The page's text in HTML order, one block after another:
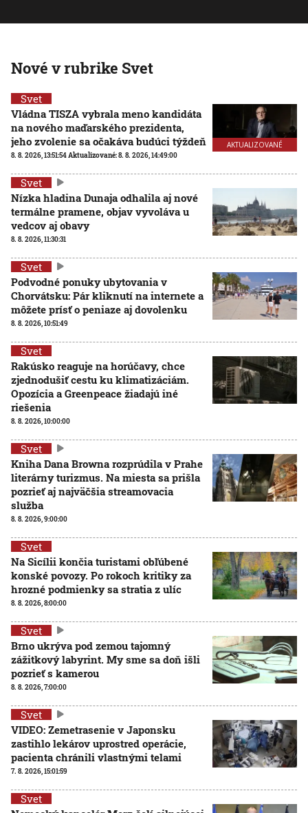
Nové v rubrike Svet
AKTUALIZOVANÉ
Svet
Vládna TISZA vybrala meno kandidáta
na nového maďarského prezidenta,
jeho zvolenie sa očakáva budúci týždeň
8. 8. 2026, 13:51:54Aktualizované:8. 8. 2026, 14:49:00
Svet
Nízka hladina Dunaja odhalila aj nové
termálne pramene, objav vyvoláva u
vedcov aj obavy
8. 8. 2026, 11:30:31
Svet
Podvodné ponuky ubytovania v
Chorvátsku: Pár kliknutí na internete a
môžete prísť o peniaze aj dovolenku
8. 8. 2026, 10:51:49
Svet
Rakúsko reaguje na horúčavy, chce
zjednodušiť cestu ku klimatizáciám.
Opozícia a Greenpeace žiadajú iné
riešenia
8. 8. 2026, 10:00:00
Svet
Kniha Dana Browna rozprúdila v Prahe
literárny turizmus. Na miesta sa prišla
pozrieť aj najväčšia streamovacia
služba
8. 8. 2026, 9:00:00
Svet
Na Sicílii končia turistami obľúbené
konské povozy. Po rokoch kritiky za
hrozné podmienky sa stratia z ulíc
8. 8. 2026, 8:00:00
Svet
Brno ukrýva pod zemou tajomný
zážitkový labyrint. My sme sa doň išli
pozrieť s kamerou
8. 8. 2026, 7:00:00
Svet
VIDEO: Zemetrasenie v Japonsku
zastihlo lekárov uprostred operácie,
pacienta chránili vlastnými telami
7. 8. 2026, 15:01:59
Svet